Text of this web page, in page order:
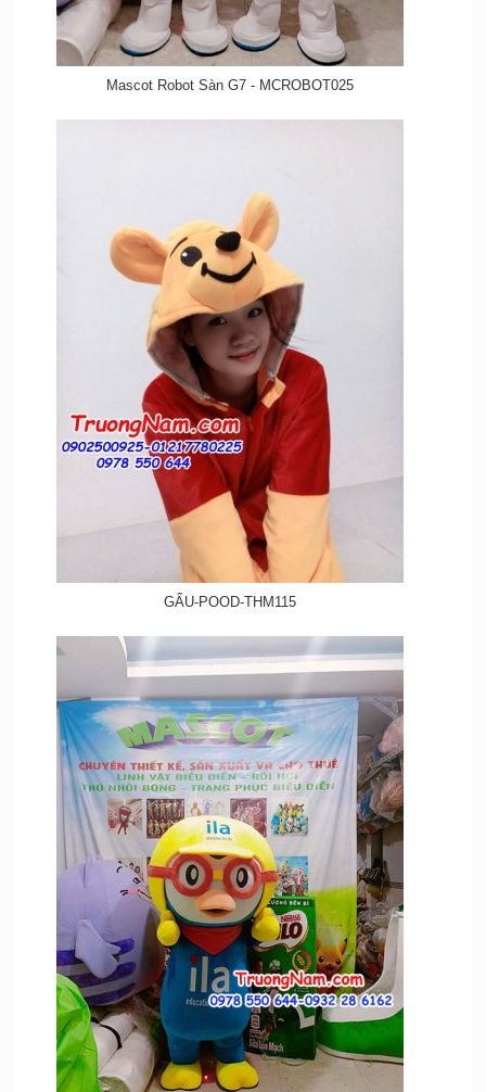
Mascot Robot Sàn G7 - MCROBOT025
GẤU-POOD-THM115